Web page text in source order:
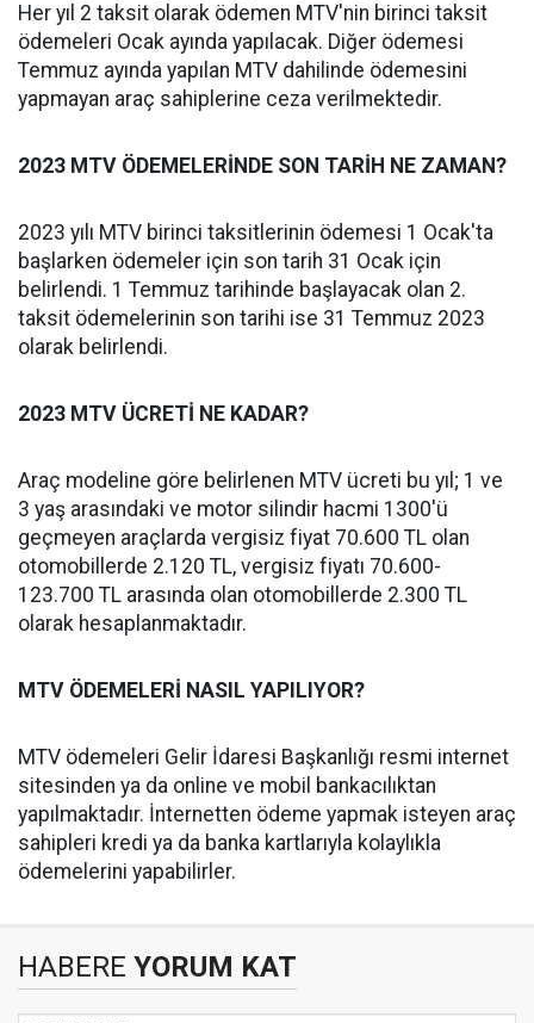
Her yıl 2 taksit olarak ödemen MTV'nin birinci taksit
ödemeleri Ocak ayında yapılacak. Diğer ödemesi
Temmuz ayında yapılan MTV dahilinde ödemesini
yapmayan araç sahiplerine ceza verilmektedir.
2023 MTV ÖDEMELERİNDE SON TARİH NE ZAMAN?
2023 yılı MTV birinci taksitlerinin ödemesi 1 Ocak'ta
başlarken ödemeler için son tarih 31 Ocak için
belirlendi. 1 Temmuz tarihinde başlayacak olan 2.
taksit ödemelerinin son tarihi ise 31 Temmuz 2023
olarak belirlendi.
2023 MTV ÜCRETİ NE KADAR?
Araç modeline göre belirlenen MTV ücreti bu yıl; 1 ve
3 yaş arasındaki ve motor silindir hacmi 1300'ü
geçmeyen araçlarda vergisiz fiyat 70.600 TL olan
otomobillerde 2.120 TL, vergisiz fiyatı 70.600-
123.700 TL arasında olan otomobillerde 2.300 TL
olarak hesaplanmaktadır.
MTV ÖDEMELERİ NASIL YAPILIYOR?
MTV ödemeleri Gelir İdaresi Başkanlığı resmi internet
sitesinden ya da online ve mobil bankacılıktan
yapılmaktadır. İnternetten ödeme yapmak isteyen araç
sahipleri kredi ya da banka kartlarıyla kolaylıkla
ödemelerini yapabilirler.
HABERE YORUM KAT